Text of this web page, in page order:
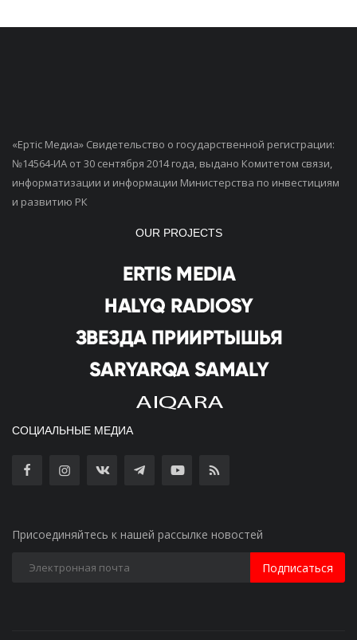
«Ертiс Медиа» Свидетельство о государственной регистрации:
№14564-ИА от 30 сентября 2014 года, выдано Комитетом связи,
информатизации и информации Министерства по инвестициям
и развитию РК
OUR PROJECTS
СОЦИАЛЬНЫЕ МЕДИА
Присоединяйтесь к нашей рассылке новостей
Подписаться